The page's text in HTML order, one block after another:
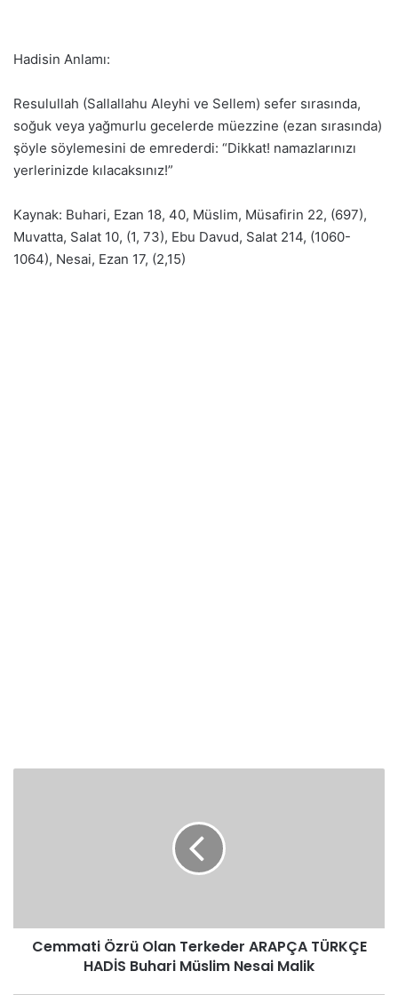
Hadisin Anlamı:
Resulullah (Sallallahu Aleyhi ve Sellem) sefer sırasında,
soğuk veya yağmurlu gecelerde müezzine (ezan sırasında)
şöyle söylemesini de emrederdi: “Dikkat! namazlarınızı
yerlerinizde kılacaksınız!”
Kaynak: Buhari, Ezan 18, 40, Müslim, Müsafirin 22, (697),
Muvatta, Salat 10, (1, 73), Ebu Davud, Salat 214, (1060-
1064), Nesai, Ezan 17, (2,15)
Müslim
NesaiCemmati Özrü Olan Terkeder ARAPÇA TÜRKÇE
HADİS Buhari Müslim Nesai Malik